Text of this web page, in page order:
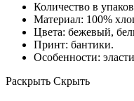
Количество в
Материал: 100%
Цвета: бежевый,
Принт: бантики.
Особенности:
Раскрыть Скрыть